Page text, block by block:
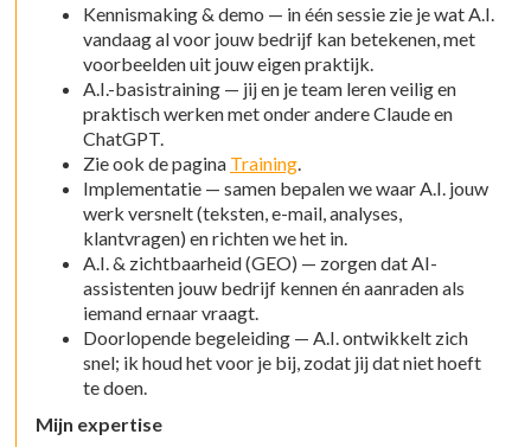
Kennismaking & demo — in één sessie zie je wat A.I.
vandaag al voor jouw bedrijf kan betekenen, met
voorbeelden uit jouw eigen praktijk.
A.I.-basistraining — jij en je team leren veilig en
praktisch werken met onder andere Claude en
ChatGPT.
Zie ook de pagina Training
Implementatie — samen bepalen we waar A.I. jouw
werk versnelt (teksten, e-mail, analyses,
klantvragen) en richten we het in.
A.I. & zichtbaarheid (GEO) — zorgen dat AI-
assistenten jouw bedrijf kennen én aanraden als
iemand ernaar vraagt.
Doorlopende begeleiding — A.I. ontwikkelt zich
snel; ik houd het voor je bij, zodat jij dat niet hoeft
te doen.
Mijn expertise